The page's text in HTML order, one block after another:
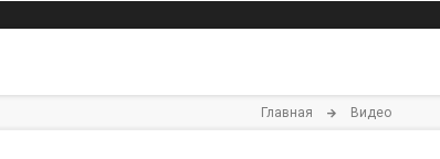
Главная Видео